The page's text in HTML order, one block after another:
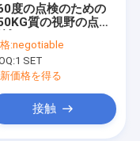
度の点検のための
質の視野の点検
:negotiable
1 SET
価格を得る
接触